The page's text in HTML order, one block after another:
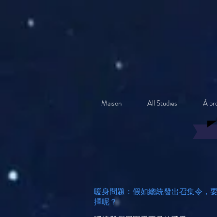
Maison All Studies À
暖身問題：假如總統發出召集令，
擇呢？